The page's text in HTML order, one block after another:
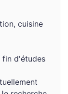
cuisine
fin d'études